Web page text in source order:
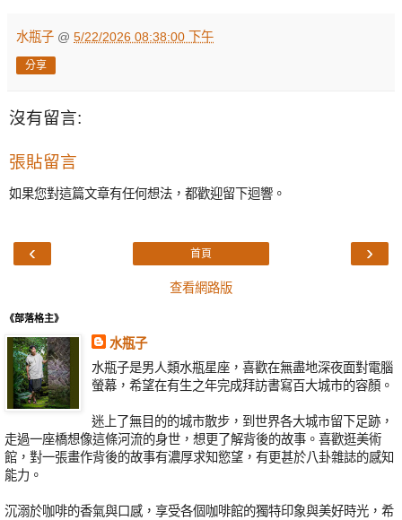
水瓶子 @ 5/22/2026 08:38:00 下午
分享
沒有留言:
張貼留言
如果您對這篇文章有任何想法，都歡迎留下迴響。
‹ ›
首頁
查看網路版
《部落格主》
水瓶子
水瓶子是男人類水瓶星座，喜歡在無盡地深夜面對電腦
螢幕，希望在有生之年完成拜訪書寫百大城市的容顏。
迷上了無目的的城市散步，到世界各大城市留下足跡，
走過一座橋想像這條河流的身世，想更了解背後的故事。喜歡逛美術
館，對一張畫作背後的故事有濃厚求知慾望，有更甚於八卦雜誌的感知
能力。
沉溺於咖啡的香氣與口感，享受各個咖啡館的獨特印象與美好時光，希